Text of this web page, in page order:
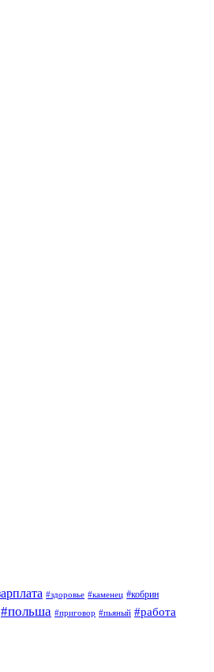
#здоровье #каменец #кобрин
#польша #приговор #пьяный #работа